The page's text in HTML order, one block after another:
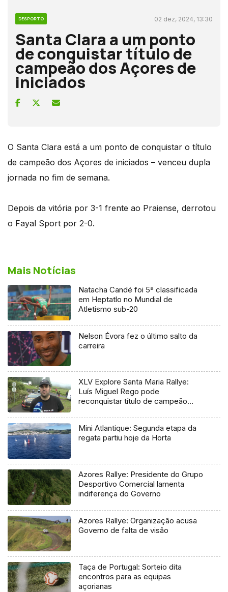
DESPORTO 02 dez, 2024, 13:30
Santa Clara a um ponto
de conquistar título de
campeão dos Açores de
iniciados
O Santa Clara está a um ponto de conquistar o título
de campeão dos Açores de iniciados – venceu dupla
jornada no fim de semana.
Depois da vitória por 3-1 frente ao Praiense, derrotou
o Fayal Sport por 2-0.
Mais Notícias
Natacha Candé foi 5ª classificada
em Heptatlo no Mundial de
Atletismo sub-20
Nelson Évora fez o último salto da
carreira
XLV Explore Santa Maria Rallye:
Luís Miguel Rego pode
reconquistar título de campeão
Mini Atlantique: Segunda etapa da
regata partiu hoje da Horta
Azores Rallye: Presidente do Grupo
Desportivo Comercial lamenta
indiferença do Governo
Azores Rallye: Organização acusa
Governo de falta de visão
Taça de Portugal: Sorteio dita
encontros para as equipas
açorianas